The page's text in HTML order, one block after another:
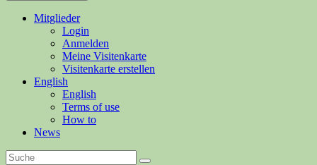
Mitglieder
Login
Anmelden
Meine Visitenkarte
Visitenkarte erstellen
English
English
Terms of use
How to
News